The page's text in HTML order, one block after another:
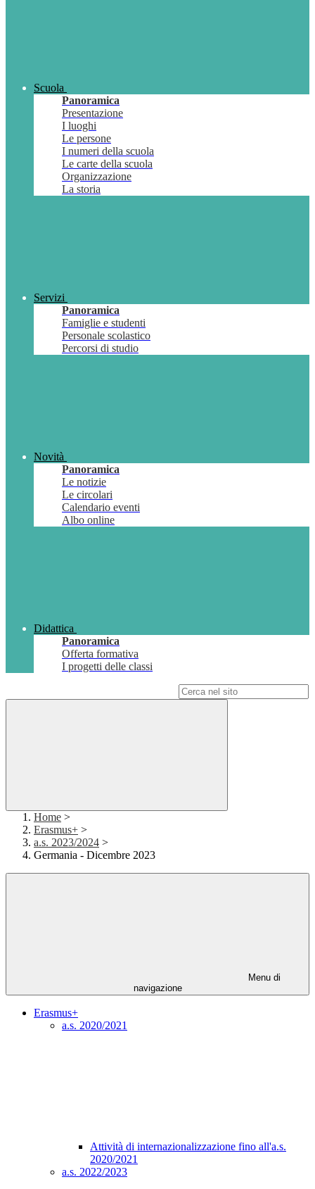
Scuola
Panoramica
Presentazione
I luoghi
Le persone
I numeri della scuola
Le carte della scuola
Organizzazione
La storia
Servizi
Panoramica
Famiglie e studenti
Personale scolastico
Percorsi di studio
Novità
Panoramica
Le notizie
Le circolari
Calendario eventi
Albo online
Didattica
Panoramica
Offerta formativa
I progetti delle classi
Home >
Erasmus+ >
a.s. 2023/2024 >
Germania - Dicembre 2023
Menu di
navigazione
Erasmus+
a.s. 2020/2021
Attività di internazionalizzazione fino all'a.s.
2020/2021
a.s. 2022/2023